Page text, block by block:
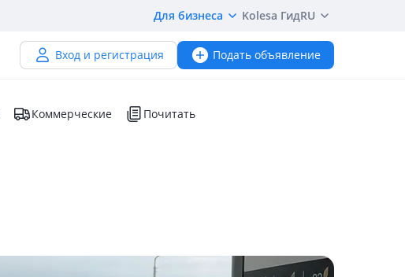
Для бизнеса Kolesa ГидRU
Вход и регистрация Подать объявление
Коммерческие Почитать